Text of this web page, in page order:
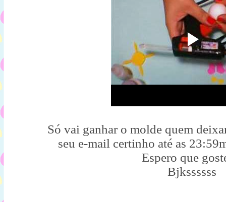
Só vai ganhar o molde quem
seu e-mail certinho até as
Espero que
Bjkssssss